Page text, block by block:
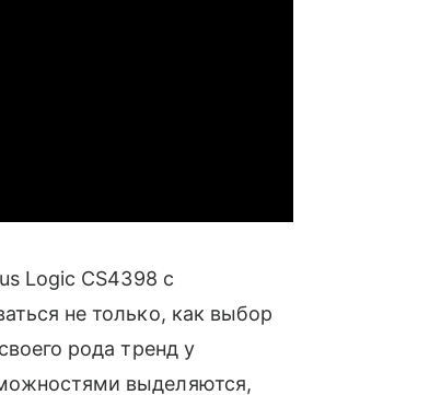
Logic CS4398 с
не только, как выбор
рода тренд у
выделяются,